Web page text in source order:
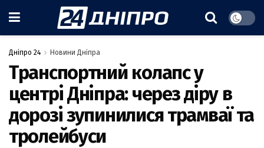
Дніпро 24 Новини Дніпра
Транспортний колапс у
центрі Дніпра: через діру в
дорозі зупинилися трамваї та
тролейбуси